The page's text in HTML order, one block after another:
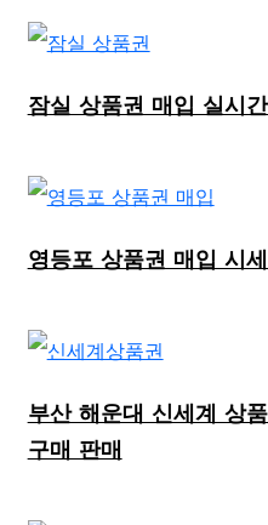
잠실 상품권 매입 실시
영등포 상품권 매입 시
부산 해운대 신세계 상
구매 판매